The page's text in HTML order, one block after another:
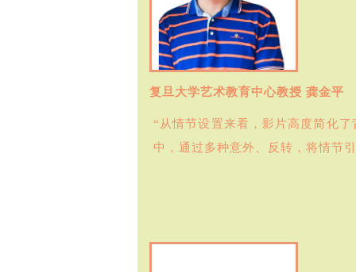
复旦大学艺术教育中心教授 龚金平
“从情节设置来看，影片高度简化
中，通过多种意外、反转，将情节